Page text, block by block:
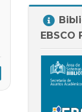
Biblioteca
Digital
EBSCO
EBSCO